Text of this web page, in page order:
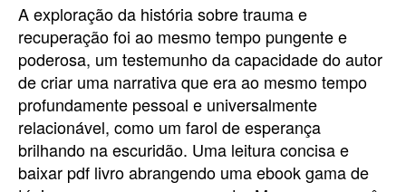
A exploração da história sobre trauma e
recuperação foi ao mesmo tempo pungente e
poderosa, um testemunho da capacidade do autor
de criar uma narrativa que era ao mesmo tempo
profundamente pessoal e universalmente
relacionável, como um farol de esperança
brilhando na escuridão. Uma leitura concisa e
baixar pdf livro abrangendo uma ebook gama de